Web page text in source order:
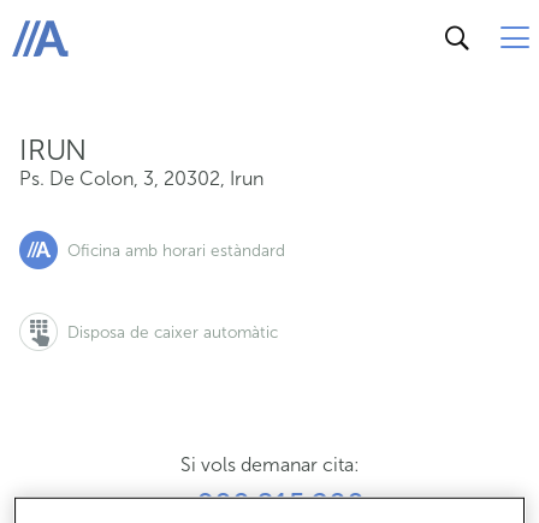
ABANCA
IRUN
Ps. De Colon, 3, 20302, Irun
Oficina amb horari estàndard
Disposa de caixer automàtic
Si vols demanar cita:
900 815 200
Ps. De Colon, 3, 20302, Irun